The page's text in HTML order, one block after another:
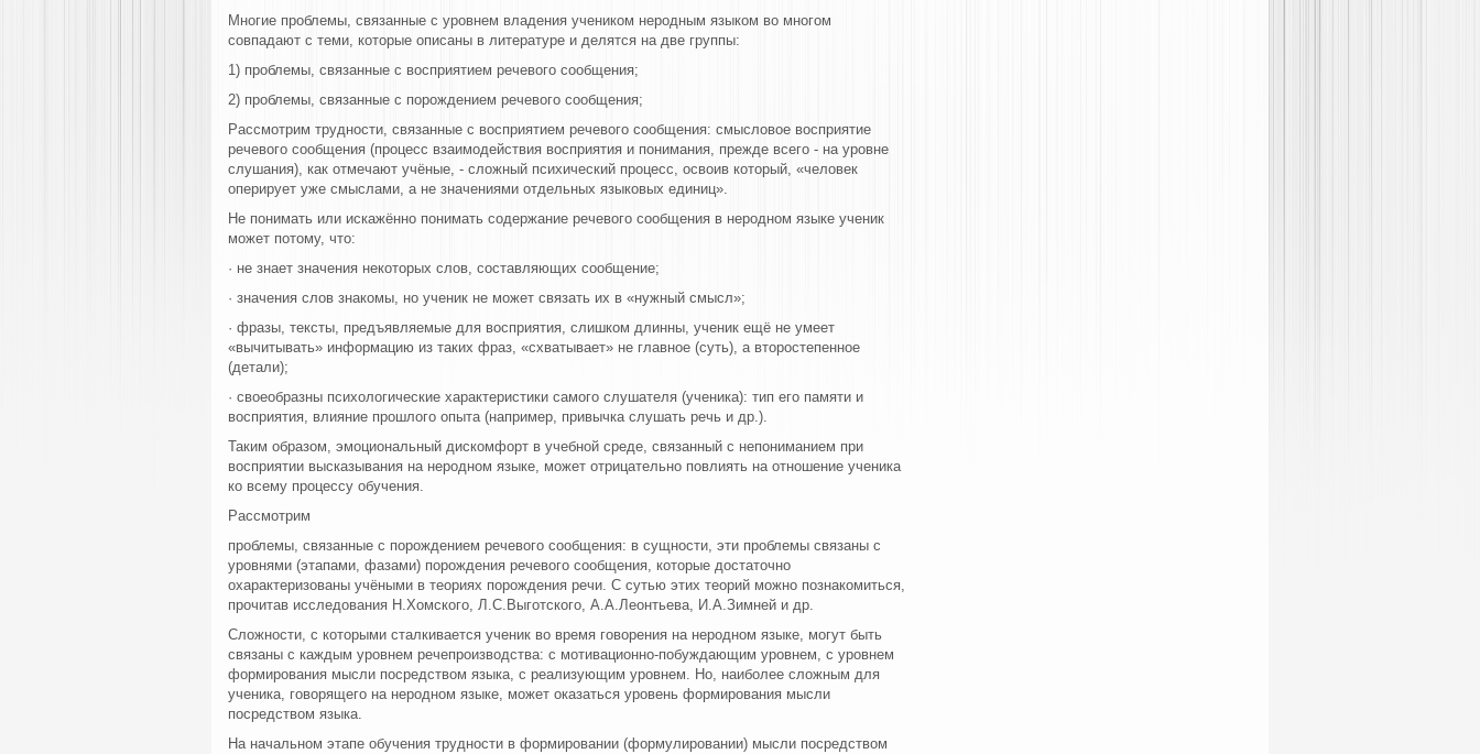
Многие проблемы, связанные с уровнем владения учеником неродным языком во многом
совпадают с теми, которые описаны в литературе и делятся на две группы:
1) проблемы, связанные с восприятием речевого сообщения;
2) проблемы, связанные с порождением речевого сообщения;
Рассмотрим трудности, связанные с восприятием речевого сообщения: смысловое восприятие
речевого сообщения (процесс взаимодействия восприятия и понимания, прежде всего - на уровне
слушания), как отмечают учёные, - сложный психический процесс, освоив который, «человек
оперирует уже смыслами, а не значениями отдельных языковых единиц».
Не понимать или искажённо понимать содержание речевого сообщения в неродном языке ученик
может потому, что:
· не знает значения некоторых слов, составляющих сообщение;
· значения слов знакомы, но ученик не может связать их в «нужный смысл»;
· фразы, тексты, предъявляемые для восприятия, слишком длинны, ученик ещё не умеет
«вычитывать» информацию из таких фраз, «схватывает» не главное (суть), а второстепенное
(детали);
· своеобразны психологические характеристики самого слушателя (ученика): тип его памяти и
восприятия, влияние прошлого опыта (например, привычка слушать речь и др.).
Таким образом, эмоциональный дискомфорт в учебной среде, связанный с непониманием при
восприятии высказывания на неродном языке, может отрицательно повлиять на отношение ученика
ко всему процессу обучения.
Рассмотрим
проблемы, связанные с порождением речевого сообщения: в сущности, эти проблемы связаны с
уровнями (этапами, фазами) порождения речевого сообщения, которые достаточно
охарактеризованы учёными в теориях порождения речи. C сутью этих теорий можно познакомиться,
прочитав исследования Н.Хомского, Л.С.Выготского, А.А.Леонтьева, И.А.Зимней и др.
Сложности, с которыми сталкивается ученик во время говорения на неродном языке, могут быть
связаны с каждым уровнем речепроизводства: с мотивационно-побуждающим уровнем, с уровнем
формирования мысли посредством языка, с реализующим уровнем. Но, наиболее сложным для
ученика, говорящего на неродном языке, может оказаться уровень формирования мысли
посредством языка.
На начальном этапе обучения трудности в формировании (формулировании) мысли посредством